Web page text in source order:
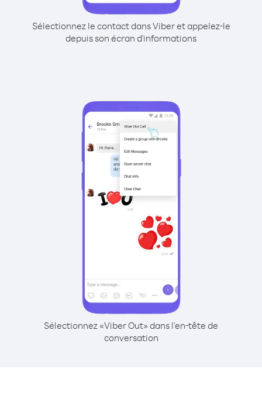
Sélectionnez le contact dans Viber et appelez-le
depuis son écran d'informations
Sélectionnez «Viber Out» dans l'en-tête de
conversation